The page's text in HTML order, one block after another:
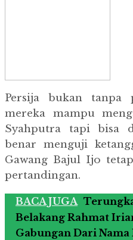
Persija bukan tanpa
mereka mampu
Syahputra tapi bisa
benar menguji
Gawang Bajul Ijo
pertandingan.
BACA JUGA
Belakang Rahmat
Gabungan Dari